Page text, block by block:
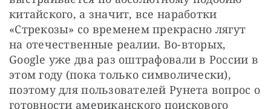
китайского, а значит, все наработки
«Стрекозы» со временем прекрасно лягут
на отечественные реалии. Во-вторых,
Google уже два раз оштрафовали в России в
этом году (пока только символически),
поэтому для пользователей Рунета вопрос о
готовности американского поискового